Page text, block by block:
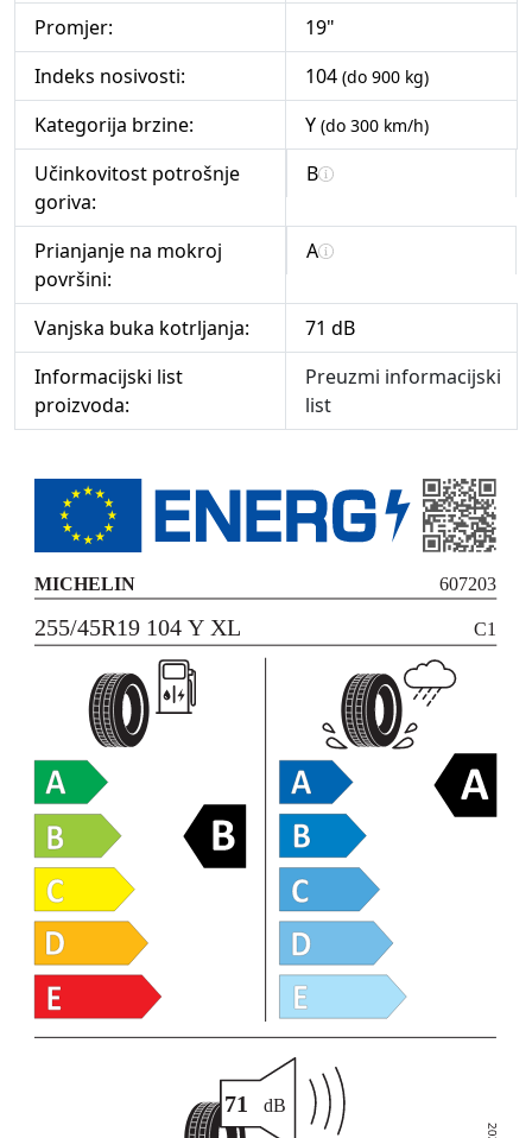
Promjer:
19"
Indeks nosivosti:
104 (do 900 kg)
Kategorija brzine: Y (do 300 km/h)
Učinkovitost potrošnje
goriva:
B
Prianjanje na mokroj
površini:
A
Vanjska buka kotrljanja:
71 dB
Informacijski list
proizvoda:
Preuzmi informacijski
list